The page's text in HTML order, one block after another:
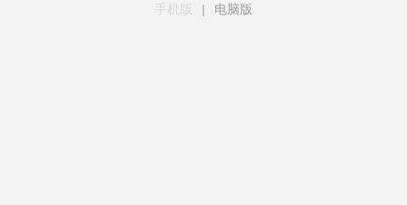
手机版
| 电脑版